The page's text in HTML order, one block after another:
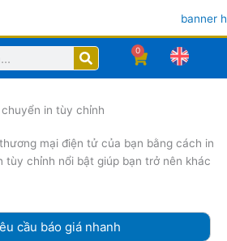
0
Cart
in tùy chỉnh
mại điện tử của bạn bằng cách in
tùy chỉnh nổi bật giúp bạn trở nên khác
cầu báo giá nhanh